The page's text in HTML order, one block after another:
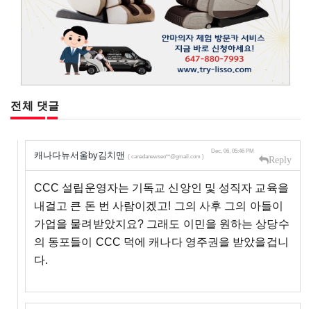
전체 댓글
캐나다뉴서울by김치맨 ( canadanewseo**@gmail.com )
Dec, 06, 05:46 PM
Reply
CCC 설립운영자는 기독교 신앙인 및 성직자 교육을
내걸고 큰 돈 번 사람이겠고! 그의 사후 그의 아들이
가업을 물려받았지요? 그래도 이민을 원하는 상당수
의 동포들이 CCC 덕에 캐나다 영주권을 받았을겁니
다.